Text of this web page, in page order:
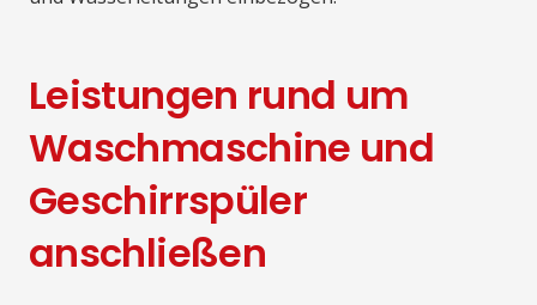
Leistungen rund um
Waschmaschine und
Geschirrspüler
anschließen